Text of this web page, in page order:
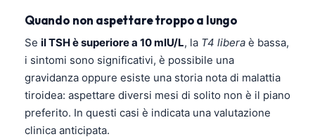
Quando non aspettare troppo a lungo
Se il TSH è superiore a 10 mIU/L, la T4 libera è bassa,
i sintomi sono significativi, è possibile una
gravidanza oppure esiste una storia nota di malattia
tiroidea: aspettare diversi mesi di solito non è il piano
preferito. In questi casi è indicata una valutazione
clinica anticipata.
العربية
Français
עִבְרִית
Español
Português
Ελληνικά